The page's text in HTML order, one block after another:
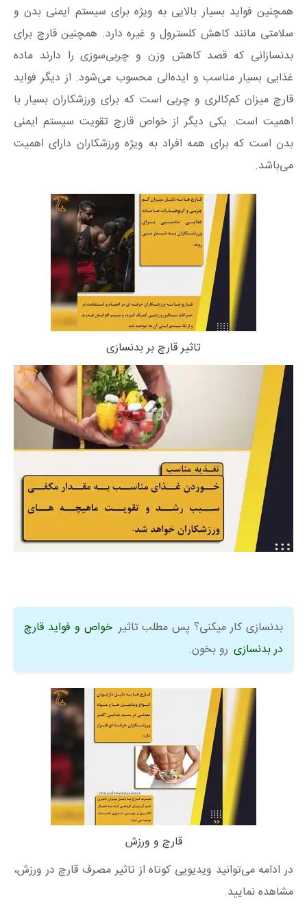
همچنین فواید بسیار بالایی به ویژه برای سیستم ایمنی بدن و
سلامتی مانند کاهش کلسترول و غیره دارد. همچنین قارچ برای
بدنسازانی که قصد کاهش وزن و چربی‌سوزی را دارند ماده
غذایی بسیار مناسب و ایده‌الی محسوب می‌شود. از دیگر فواید
قارچ میزان کم‌کالری و چربی است که برای ورزشکاران بسیار با
اهمیت است. یکی دیگر از خواص قارچ تقویت سیستم ایمنی
بدن است که برای همه افراد به ویژه ورزشکاران دارای اهمیت
می‌باشد.
تاثیر قارچ بر بدنسازی
بدنسازی کار میکنی؟ پس مطلب تاثیر خواص و فواید قارچ
در بدنسازی رو بخون.
قارچ و ورزش
در ادامه می‌توانید ویدیویی کوتاه از تاثیر مصرف قارچ در ورزش،
مشاهده نمایید.